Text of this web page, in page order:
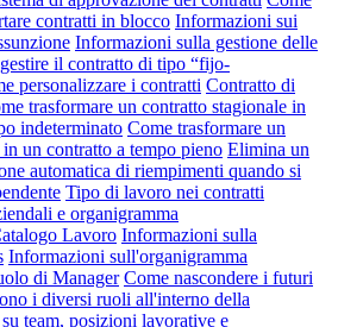
contratti in blocco Informazioni sui
Informazioni sulla gestione delle
il contratto di tipo “fijo-
personalizzare i contratti Contratto di
trasformare un contratto stagionale in
indeterminato Come trasformare un
un contratto a tempo pieno Elimina un
automatica di riempimenti quando si
Tipo di lavoro nei contratti
e organigramma
Lavoro Informazioni sulla
Informazioni sull'organigramma
di Manager Come nascondere i futuri
i diversi ruoli all'interno della
team, posizioni lavorative e